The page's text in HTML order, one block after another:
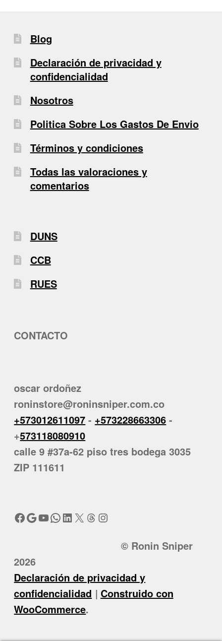
Blog
Declaración de privacidad y
confidencialidad
Nosotros
Politica Sobre Los Gastos De Envio
Términos y condiciones
Todas las valoraciones y
comentarios
DUNS
CCB
RUES
CONTACTO
oscar ordoñez
roninstore@roninsniper.com.co
+573012611097 - +573228663306 -
+573118080910
calle 9 #37a-62 piso tres bodega 3035
ZIP 111611
Facebook
Google
YouTube
WhatsApp
LinkedIn
X Threads
Instagram
© Ronin Sniper
2026
Declaración de privacidad y
confidencialidad
Construido con
WooCommerce.